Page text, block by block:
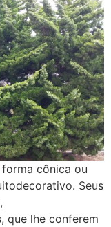
cônica ou
Seus
que lhe conferem